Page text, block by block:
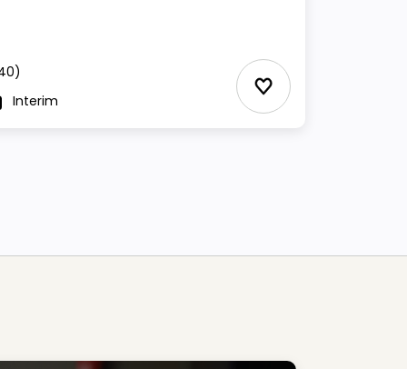
Interim Ajouter aux